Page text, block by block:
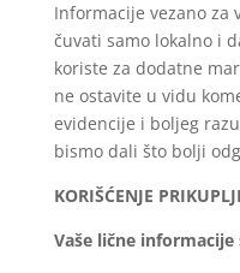
Informacije vezano za
čuvati samo lokalno i
koriste za dodatne
ne ostavite u vidu
evidencije i boljeg
bismo dali što bolji
KORIŠĆENJE
Vaše lične informacije